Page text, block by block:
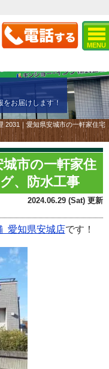
MENU
お届けします！
2031｜愛知県安城市の一軒家住宅
市の一軒家住
、防水工事
2024.06.29 (Sat) 更新
愛知県安城店です！